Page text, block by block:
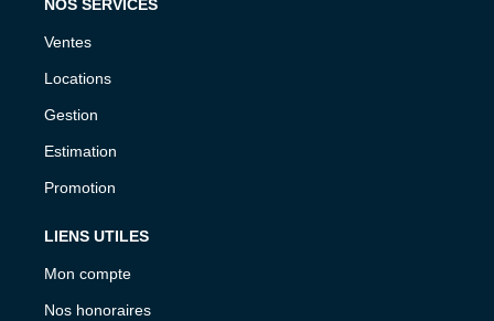
NOS SERVICES
Ventes
Locations
Gestion
Estimation
Promotion
LIENS UTILES
Mon compte
Nos honoraires